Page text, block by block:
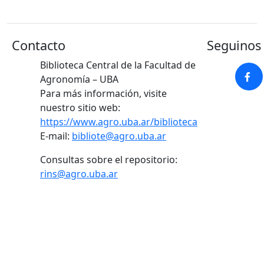
Contacto
Biblioteca Central de la Facultad de
Agronomía – UBA
Para más información, visite
nuestro sitio web:
https://www.agro.uba.ar/biblioteca
E-mail: bibliote@agro.uba.ar
Consultas sobre el repositorio:
rins@agro.uba.ar